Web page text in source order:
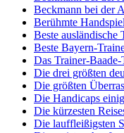
Beckmann bei der
Berühmte
Beste ausländische
Beste Bayern-
Das Trainer-
Die drei größten
Die größten
Die Handicaps
Die kürzesten
Die lauffleißigsten